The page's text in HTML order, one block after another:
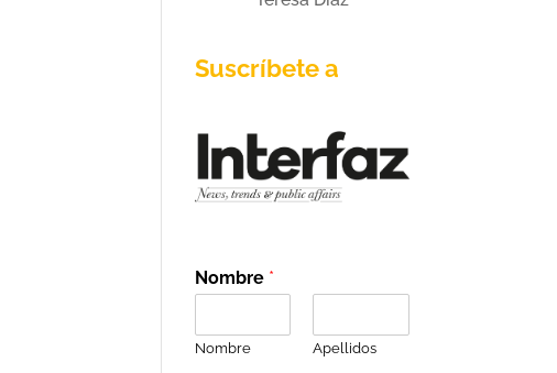
Suscríbete a
Nombre *
Nombre Apellidos